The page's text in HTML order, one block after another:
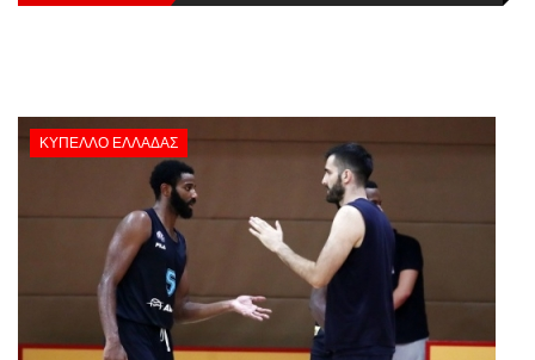
League 1
ΚΎΠΕΛΛΟ ΕΛΛΆΔΑΣ